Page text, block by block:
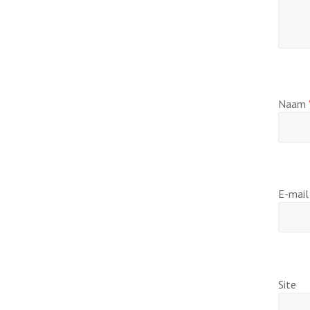
Naam
E-mail
Site